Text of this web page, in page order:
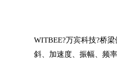
WITBEE?万宾科技?桥梁
斜、加速度、振幅、频